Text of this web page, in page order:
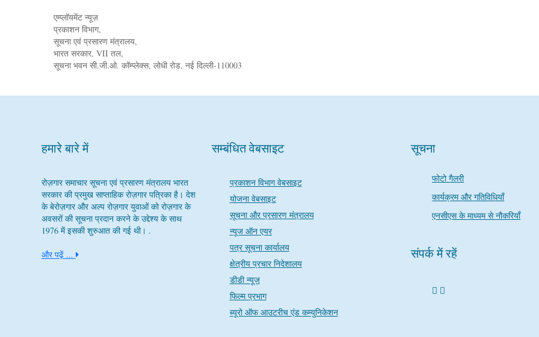
एम्प्लॉयमेंट न्यूज़
प्रकाशन विभाग,
सूचना एवं प्रसारण मंत्रालय,
भारत सरकार, VII तल,
सूचना भवन सी.जी.ओ. कॉम्प्लेक्स, लोधी रोड, नई दिल्ली-110003
हमारे बारे में
रोज़गार समाचार सूचना एवं प्रसारण मंत्रालय भारत
सरकार की प्रमुख साप्ताहिक रोज़गार पत्रिका है। देश
के बेरोज़गार और अल्प रोज़गार युवाओं को रोज़गार के
अवसरों की सूचना प्रदान करने के उद्देश्य के साथ
1976 में इसकी शुरुआत की गई थी। .
और पढ़ें ...
सम्बंधित वेबसाइट
प्रकाशन विभाग वेबसाइट
योजना वेबसाइट
सूचना और प्रसारण मंत्रालय
न्यूज ऑन एयर
पत्र सूचना कार्यालय
क्षेत्रीय प्रचार निदेशालय
डीडी न्यूज
फिल्म प्रभाग
ब्यूरो ऑफ आउटरीच एंड कम्युनिकेशन
सूचना
फोटो गैलरी
कार्यक्रम और गतिविधियाँ
एनसीएस के माध्यम से नौकरियाँ
संपर्क में रहें